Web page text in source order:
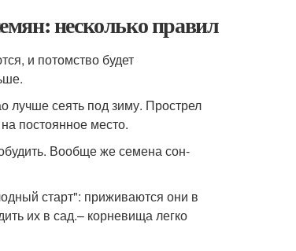
несколько правил
и потомство будет
лучше сеять под зиму. Прострел
постоянное место.
Вообще же семена сон-
старт": приживаются они в
их в сад.– корневища легко